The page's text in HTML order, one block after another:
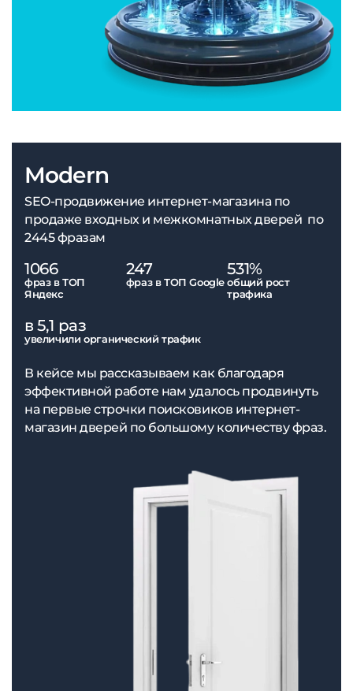
Modern
SEO-продвижение интернет-магазина по
продаже входных и межкомнатных дверей по
2445 фразам
1066
фраз в ТОП
Яндекс
247
фраз в ТОП Google
531%
общий рост
трафика
в 5,1 раз
увеличили органический трафик
В кейсе мы рассказываем как благодаря
эффективной работе нам удалось продвинуть
на первые строчки поисковиков интернет-
магазин дверей по большому количеству фраз.